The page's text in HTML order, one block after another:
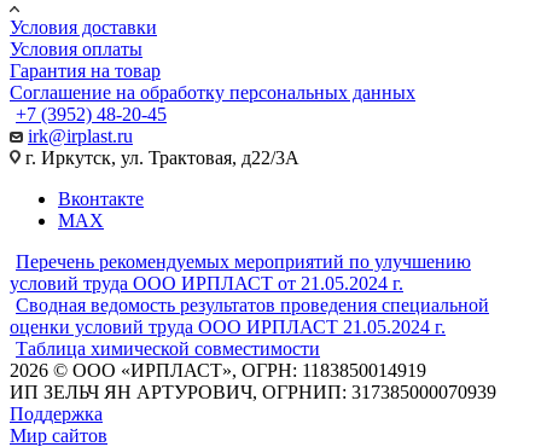
Условия доставки
Условия оплаты
Гарантия на товар
Соглашение на обработку персональных данных
+7 (3952) 48-20-45
irk@irplast.ru
г. Иркутск, ул. Трактовая, д22/3А
Вконтакте
MAX
Перечень рекомендуемых мероприятий по улучшению
условий труда ООО ИРПЛАСТ от 21.05.2024 г.
Сводная ведомость результатов проведения специальной
оценки условий труда ООО ИРПЛАСТ 21.05.2024 г.
Таблица химической совместимости
2026 © ООО «ИРПЛАСТ», ОГРН: 1183850014919
ИП ЗЕЛЬЧ ЯН АРТУРОВИЧ, ОГРНИП: 317385000070939
Поддержка
Мир сайтов